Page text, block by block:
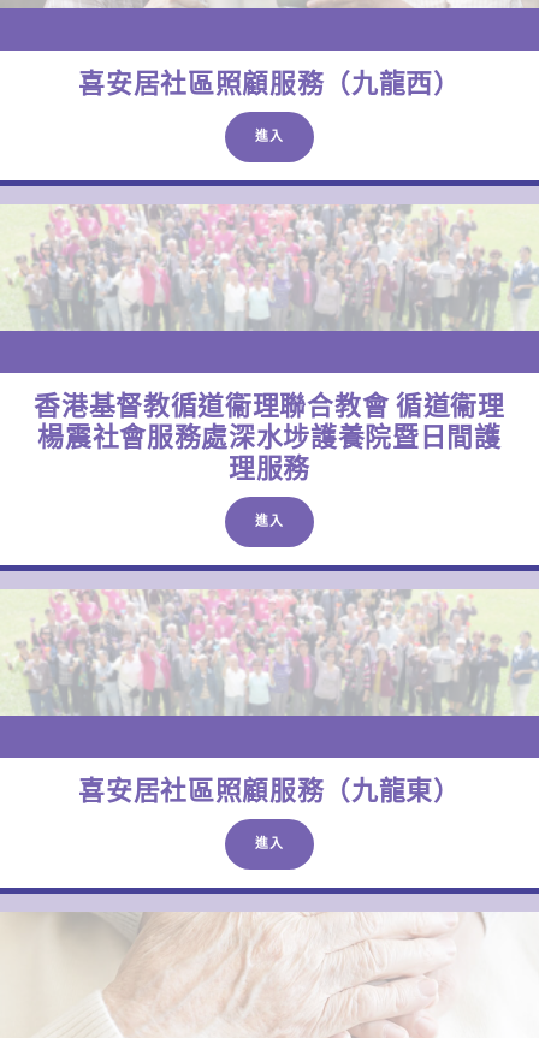
喜安居社區照顧服務（九龍西）
進入
香港基督教循道衞理聯合教會 循道衞理
楊震社會服務處深水埗護養院暨日間護
理服務
進入
喜安居社區照顧服務（九龍東）
進入